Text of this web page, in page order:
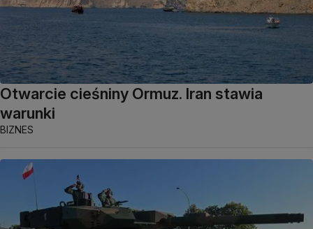
Otwarcie cieśniny Ormuz. Iran stawia
warunki
BIZNES